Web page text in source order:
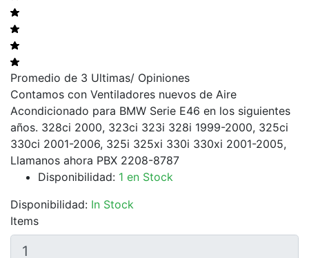
Promedio de 3 Ultimas/ Opiniones
Contamos con Ventiladores nuevos de Aire
Acondicionado para BMW Serie E46 en los siguientes
años. 328ci 2000, 323ci 323i 328i 1999-2000, 325ci
330ci 2001-2006, 325i 325xi 330i 330xi 2001-2005,
Llamanos ahora PBX 2208-8787
Disponibilidad: 1 en Stock
Disponibilidad: In Stock
Items